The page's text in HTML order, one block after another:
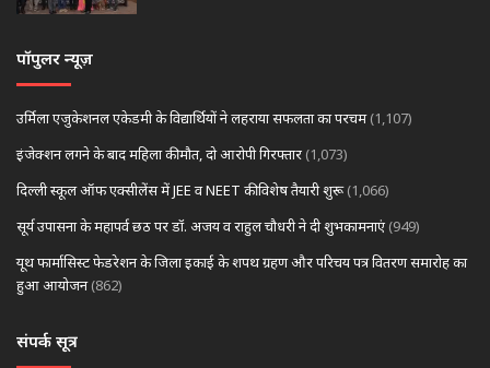
पॉपुलर न्यूज़
उर्मिला एजुकेशनल एकेडमी के विद्यार्थियों ने लहराया सफलता का परचम (1,107)
इंजेक्शन लगने के बाद महिला की मौत, दो आरोपी गिरफ्तार (1,073)
दिल्ली स्कूल ऑफ एक्सीलेंस में JEE व NEET की विशेष तैयारी शुरू (1,066)
सूर्य उपासना के महापर्व छठ पर डॉ. अजय व राहुल चौधरी ने दी शुभकामनाएं (949)
यूथ फार्मासिस्ट फेडरेशन के जिला इकाई के शपथ ग्रहण और परिचय पत्र वितरण समारोह का
हुआ आयोजन (862)
संपर्क सूत्र